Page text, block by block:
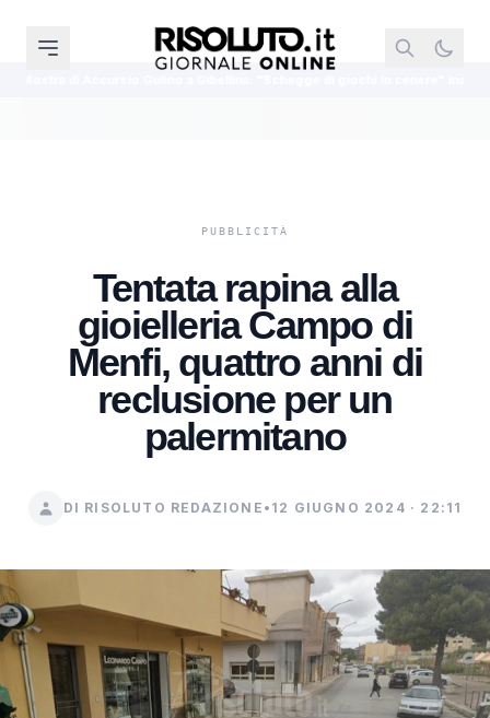
Tentata rapina alla
gioielleria Campo di
Menfi, quattro anni di
reclusione per un
palermitano
DI RISOLUTO REDAZIONE • 12 GIUGNO 2024 · 22:11